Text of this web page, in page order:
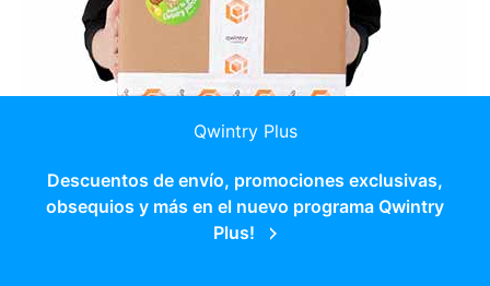
Qwintry Plus
Descuentos de envío, promociones exclusivas,
obsequios y más en el nuevo programa Qwintry
Plus!